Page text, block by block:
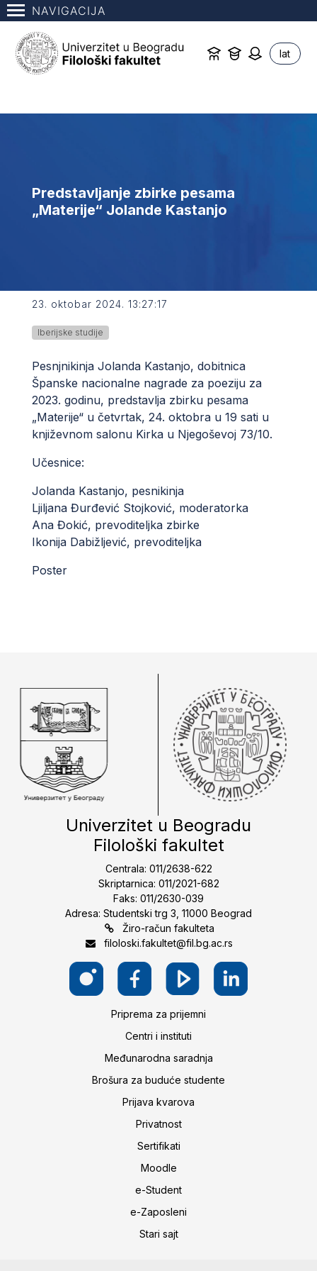
NAVIGACIJA
lat
Predstavljanje zbirke pesama
„Materije“ Jolande Kastanjo
23. oktobar 2024. 13:27:17
Iberijske studije
Pesnjnikinja Jolanda Kastanjo, dobitnica
Španske nacionalne nagrade za poeziju za
2023. godinu, predstavlja zbirku pesama
„Materije“ u četvrtak, 24. oktobra u 19 sati u
književnom salonu Kirka u Njegoševoj 73/10.
Učesnice:
Jolanda Kastanjo, pesnikinja
Ljiljana Đurđević Stojković, moderatorka
Ana Đokić, prevoditeljka zbirke
Ikonija Dabižljević, prevoditeljka
Poster
Univerzitet u Beogradu
Filološki fakultet
Centrala: 011/2638-622
Skriptarnica: 011/2021-682
Faks: 011/2630-039
Adresa: Studentski trg 3, 11000 Beograd
Žiro-račun fakulteta
filoloski.fakultet@fil.bg.ac.rs
Priprema za prijemni
Centri i instituti
Međunarodna saradnja
Brošura za buduće studente
Prijava kvarova
Privatnost
Sertifikati
Moodle
e-Student
e-Zaposleni
Stari sajt